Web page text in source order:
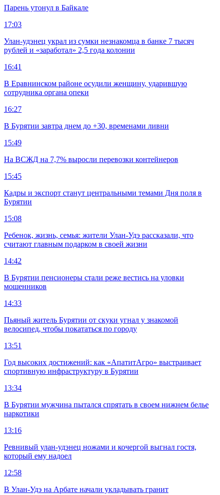
Парень утонул в Байкале
17:03
Улан-удэнец украл из сумки незнакомца в банке 7 тысяч
рублей и «заработал» 2,5 года колонии
16:41
В Еравнинском районе осудили женщину, ударившую
сотрудника органа опеки
16:27
В Бурятии завтра днем до +30, временами ливни
15:49
На ВСЖД на 7,7% выросли перевозки контейнеров
15:45
Кадры и экспорт станут центральными темами Дня поля в
Бурятии
15:08
Ребенок, жизнь, семья: жители Улан-Удэ рассказали, что
считают главным подарком в своей жизни
14:42
В Бурятии пенсионеры стали реже вестись на уловки
мошенников
14:33
Пьяный житель Бурятии от скуки угнал у знакомой
велосипед, чтобы покататься по городу
13:51
Год высоких достижений: как «АпатитАгро» выстраивает
спортивную инфраструктуру в Бурятии
13:34
В Бурятии мужчина пытался спрятать в своем нижнем белье
наркотики
13:16
Ревнивый улан-удэнец ножами и кочергой выгнал гостя,
который ему надоел
12:58
В Улан-Удэ на Арбате начали укладывать гранит